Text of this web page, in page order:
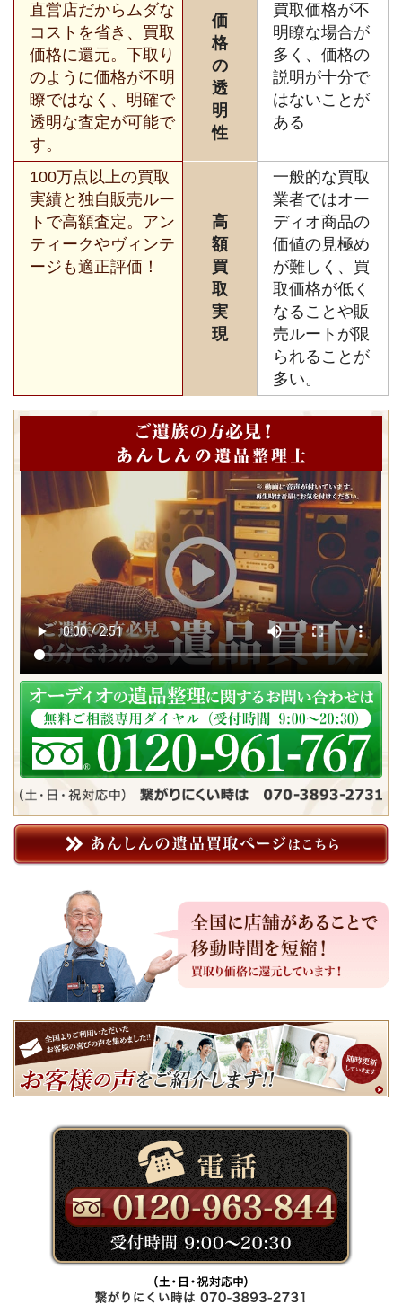
直営店だからムダな
コストを省き、買取
価格に還元。下取り
のように価格が不明
瞭ではなく、明確で
透明な査定が可能で
す。
価
格
の
透
明
性
買取価格が不
明瞭な場合が
多く、価格の
説明が十分で
はないことが
ある
100万点以上の買取
実績と独自販売ルー
トで高額査定。アン
ティークやヴィンテ
ージも適正評価！
高
額
買
取
実
現
一般的な買取
業者ではオー
ディオ商品の
価値の見極め
が難しく、買
取価格が低く
なることや販
売ルートが限
られることが
多い。